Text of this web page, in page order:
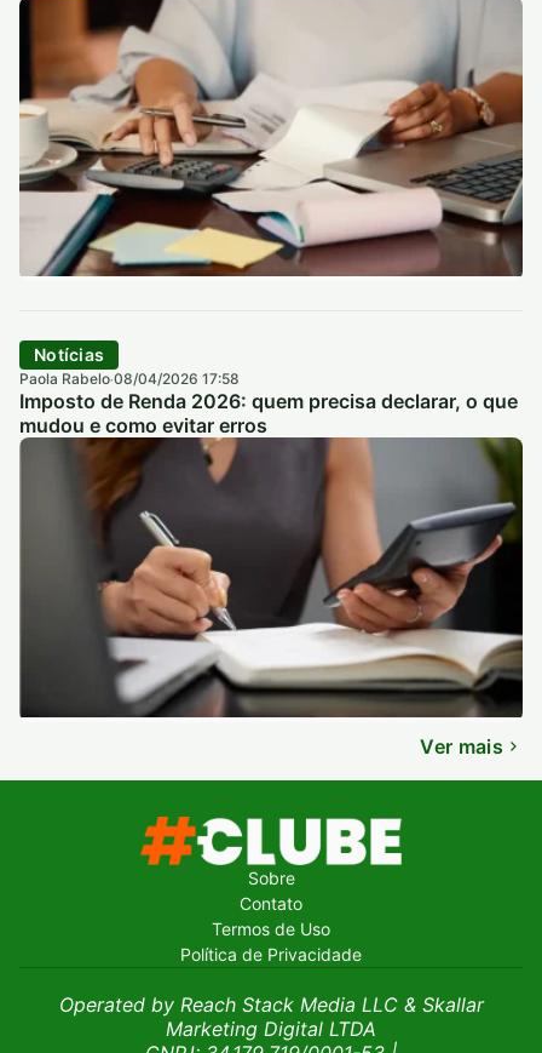
Notícias
Paola Rabelo·08/04/2026 17:58
Imposto de Renda 2026: quem precisa declarar, o que
mudou e como evitar erros
Ver mais
Sobre
Contato
Termos de Uso
Política de Privacidade
Operated by Reach Stack Media LLC & Skallar
Marketing Digital LTDA